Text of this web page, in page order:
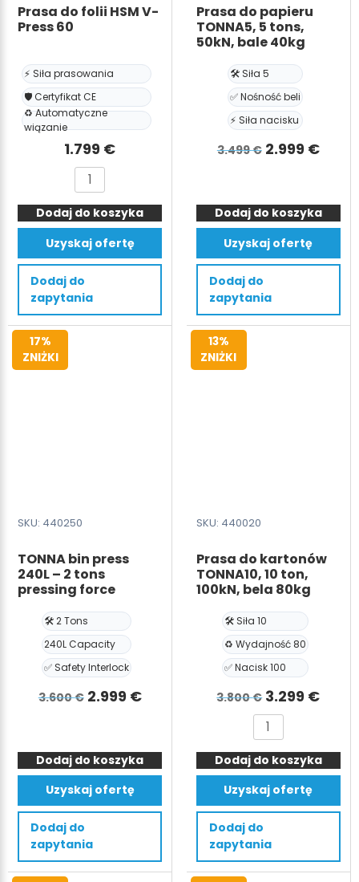
Prasa do folii HSM V-
Press 60
⚡ Siła prasowania
🛡️ Certyfikat CE
♻️ Automatyczne
wiązanie
1.799 €
ilość
Prasa
do
folii
HSM
V-
Press
60
Dodaj do koszyka
Uzyskaj ofertę
Dodaj do
zapytania
Prasa do papieru
TONNA5, 5 tons,
50kN, bale 40kg
🛠️ Siła 5
✅ Nośność beli
⚡ Siła nacisku
3.499€ Pierwotna
3.499 €.
2.999 €
do
papieru
TONNA5,
5
tons,
50kN,
bale
Dodaj do koszyka
Uzyskaj ofertę
Dodaj do
zapytania
17%
ZNIŻKI
SKU: 440250
TONNA bin press
240L – 2 tons
pressing force
🛠️ 2 Tons
240L Capacity
✅ Safety Interlock
3.600€ Pierwotna
3.600 €.
2.999 €Aktualna
2.999 €.
bin
press
240L
-
2
tons
pressing
Dodaj do koszyka
Uzyskaj ofertę
Dodaj do
zapytania
13%
ZNIŻKI
SKU: 440020
Prasa do kartonów
TONNA10, 10 ton,
100kN, bela 80kg
🛠️ Siła 10
♻️ Wydajność 80
✅ Nacisk 100
3.800€ Pierwotna
cena
wynosiła:
3.800 €.
3.299 €
ilość
Prasa
do
kartonów
TONNA10,
10
ton,
100kN,
bela
Dodaj do koszyka
Uzyskaj ofertę
Dodaj do
zapytania